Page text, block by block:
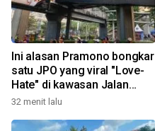
Ini alasan Pramono bongkar
satu JPO yang viral "Love-
Hate" di kawasan Jalan
Rasuna Said
32 menit lalu